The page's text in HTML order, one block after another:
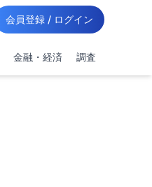
会員登録 / ログイン
金融・経済 調査